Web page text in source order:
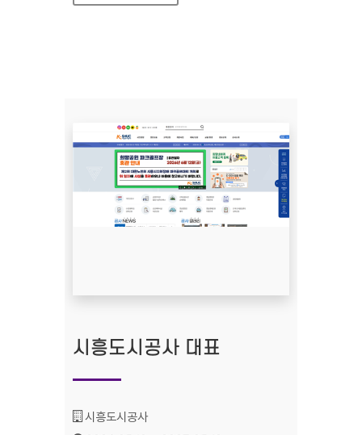
시흥도시공사 대표
기관명 :
시흥도시공사